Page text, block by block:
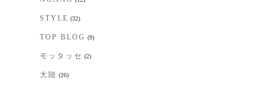
STYLE (32)
TOP BLOG (9)
モッタッセ (2)
大陸 (26)